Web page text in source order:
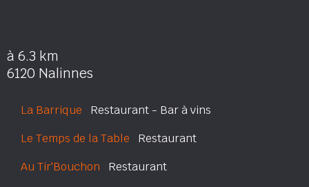
à 6.3 km
6120 Nalinnes
La Barrique Restaurant - Bar à vins
Le Temps de la Table Restaurant
Au Tir'Bouchon Restaurant